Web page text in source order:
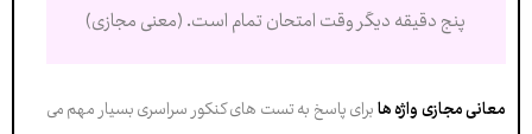
پنج دقیقه دیگر وقت امتحان تمام است. (معنی مجازی)
معانی مجازی واژه هابرای پاسخ به تست های کنکور سراسری بسیار مهم می